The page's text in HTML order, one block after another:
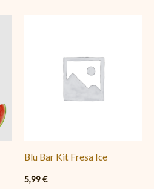
Blu Bar Kit Fresa Ice
5,99€
Kit
Fresa